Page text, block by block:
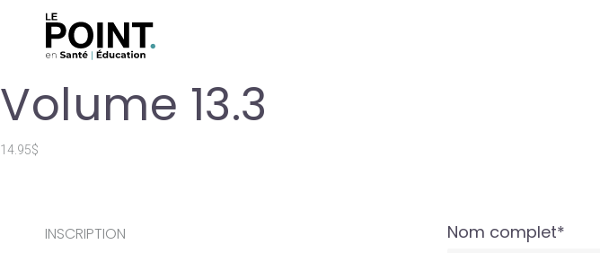
Volume 13.3
14.95$
INSCRIPTION Nom complet*